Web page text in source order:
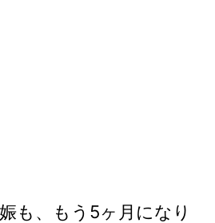
も、もう5ヶ月になり